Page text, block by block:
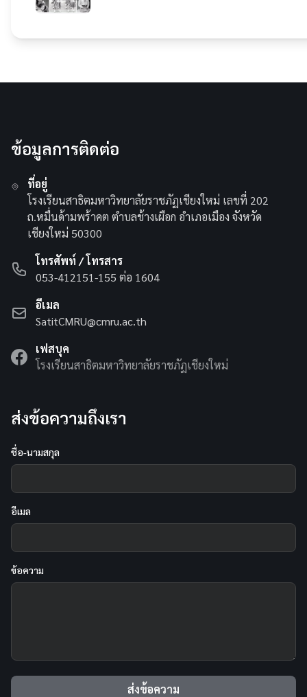
ข้อมูลการติดต่อ
ที่อยู่
โรงเรียนสาธิตมหาวิทยาลัยราชภัฏเชียงใหม่ เลขที่ 202
ถ.หมื่นด้ามพร้าคต ตำบลช้างเผือก อำเภอเมือง จังหวัด
เชียงใหม่ 50300
โทรศัพท์ / โทรสาร
053-412151-155 ต่อ 1604
อีเมล
SatitCMRU@cmru.ac.th
เฟสบุค
โรงเรียนสาธิตมหาวิทยาลัยราชภัฏเชียงใหม่
ส่งข้อความถึงเรา
ชื่อ-นามสกุล
อีเมล
ข้อความ
ส่งข้อความ